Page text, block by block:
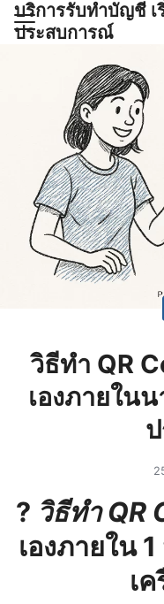
Skipบริการรับทำบัญชี
ประสบการณ์
ญชีและภาษีครบวงจร |
วิธีทำ QR
เองภายใน
? วิธีทำ QR
เองภายใน
เ